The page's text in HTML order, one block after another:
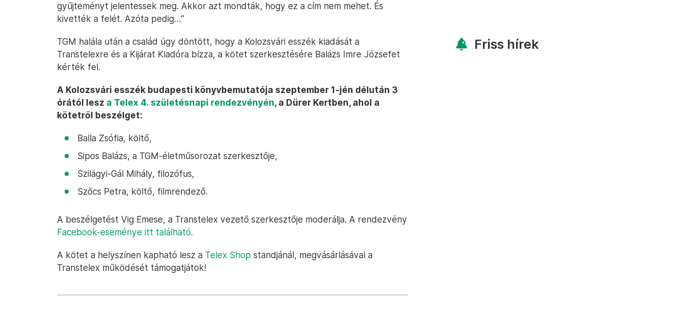
gyűjteményt jelentessek meg. Akkor azt mondták, hogy ez a cím nem mehet. És
kivették a felét. Azóta pedig…”
TGM halála után a család úgy döntött, hogy a Kolozsvári esszék kiadását a
Transtelexre és a Kijárat Kiadóra bízza, a kötet szerkesztésére Balázs Imre Józsefet
kérték fel.
A Kolozsvári esszék budapesti könyvbemutatója szeptember 1-jén délután 3
órától lesz a Telex 4. születésnapi rendezvényén, a Dürer Kertben, ahol a
kötetről beszélget:
Balla Zsófia, költő,
Sipos Balázs, a TGM-életműsorozat szerkesztője,
Szilágyi-Gál Mihály, filozófus,
Szőcs Petra, költő, filmrendező.
A beszélgetést Vig Emese, a Transtelex vezető szerkesztője moderálja. A rendezvény
Facebook-eseménye itt található.
A kötet a helyszínen kapható lesz a Telex Shop standjánál, megvásárlásával a
Transtelex működését támogatjátok!
Friss hírek